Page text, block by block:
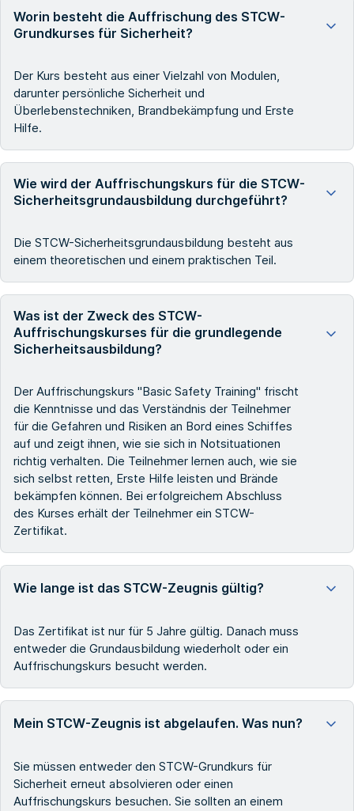
Worin besteht die Auffrischung des STCW-
Grundkurses für Sicherheit?
Der Kurs besteht aus einer Vielzahl von Modulen,
darunter persönliche Sicherheit und
Überlebenstechniken, Brandbekämpfung und Erste
Hilfe.
Wie wird der Auffrischungskurs für die STCW-
Sicherheitsgrundausbildung durchgeführt?
Die STCW-Sicherheitsgrundausbildung besteht aus
einem theoretischen und einem praktischen Teil.
Was ist der Zweck des STCW-
Auffrischungskurses für die grundlegende
Sicherheitsausbildung?
Der Auffrischungskurs "Basic Safety Training" frischt
die Kenntnisse und das Verständnis der Teilnehmer
für die Gefahren und Risiken an Bord eines Schiffes
auf und zeigt ihnen, wie sie sich in Notsituationen
richtig verhalten. Die Teilnehmer lernen auch, wie sie
sich selbst retten, Erste Hilfe leisten und Brände
bekämpfen können. Bei erfolgreichem Abschluss
des Kurses erhält der Teilnehmer ein STCW-
Zertifikat.
Wie lange ist das STCW-Zeugnis gültig?
Das Zertifikat ist nur für 5 Jahre gültig. Danach muss
entweder die Grundausbildung wiederholt oder ein
Auffrischungskurs besucht werden.
Mein STCW-Zeugnis ist abgelaufen. Was nun?
Sie müssen entweder den STCW-Grundkurs für
Sicherheit erneut absolvieren oder einen
Auffrischungskurs besuchen. Sie sollten an einem